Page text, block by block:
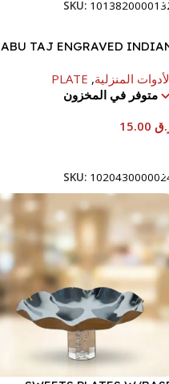
SKU:
ABU TAJ ENGRAVED
LOCK-المنزلية,
PLATE
متوفر في المخزون
SKU: